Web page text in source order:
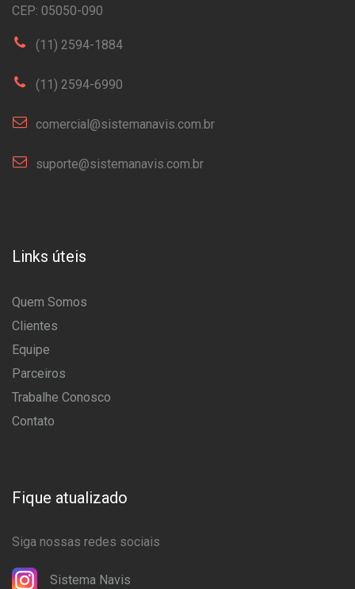
CEP: 05050-090
(11) 2594-1884
(11) 2594-6990
comercial@sistemanavis.com.br
suporte@sistemanavis.com.br
Links úteis
Quem Somos
Clientes
Equipe
Parceiros
Trabalhe Conosco
Contato
Fique atualizado
Siga nossas redes sociais
Sistema Navis